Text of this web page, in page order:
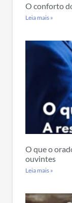
O conforto
Leia mais »
O que o
ouvintes
Leia mais »